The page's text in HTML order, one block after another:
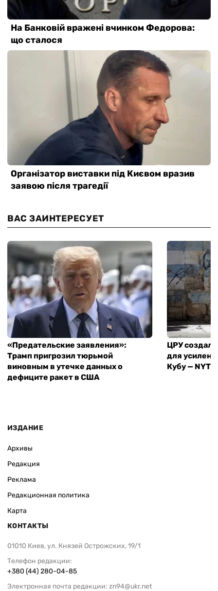
ВАС ЗАИНТЕРЕСУЕТ
«Предательские заявления»:
Трамп пригрозил тюрьмой
виновным в утечке данных о
дефиците ракет в США
ЦРУ
для
Кубу — NYT
ИЗДАНИЕ
Архивы
Редакция
Реклама
Редакционная политика
Карта
КОНТАКТЫ
01010 Киев, ул. Князей Острожских, 19/1
Телефон редакции:
+380 (44) 280-04-85
Электронная почта редакции: zn94@ukr.net